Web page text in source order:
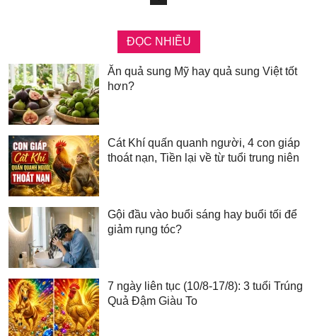
ĐỌC NHIỀU
Ăn quả sung Mỹ hay quả sung Việt tốt
hơn?
Cát Khí quấn quanh người, 4 con giáp
thoát nạn, Tiền lại về từ tuổi trung niên
Gội đầu vào buổi sáng hay buổi tối để
giảm rụng tóc?
7 ngày liên tục (10/8-17/8): 3 tuổi Trúng
Quả Đậm Giàu To